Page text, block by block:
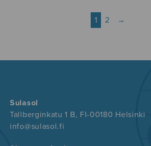
1 2 →
Sulasol
Tallberginkatu 1 B, FI-00180 Helsinki
info@sulasol.fi